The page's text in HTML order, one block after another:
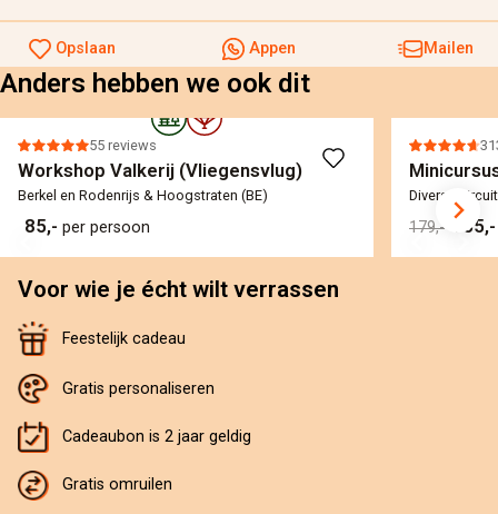
Opslaan Appen Mailen
Anders hebben we ook dit
55 reviews
Workshop Valkerij (Vliegensvlug)
Berkel en Rodenrijs & Hoogstraten (BE)
85,- per persoon
Diverse
179,-
Voor wie je écht wilt verrassen
Feestelijk cadeau
Gratis personaliseren
Cadeaubon is 2 jaar geldig
Gratis omruilen